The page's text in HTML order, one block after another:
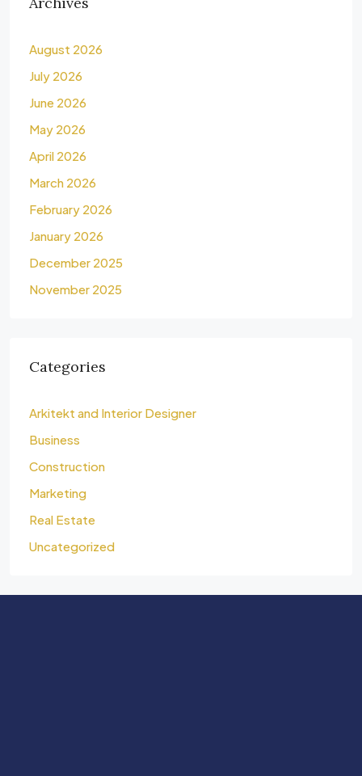
August 2026
July 2026
June 2026
May 2026
April 2026
March 2026
February 2026
January 2026
December 2025
November 2025
Categories
Arkitekt and Interior Designer
Business
Construction
Marketing
Real Estate
Uncategorized